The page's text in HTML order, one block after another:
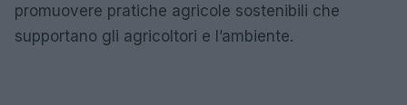
promuovere pratiche agricole sostenibili che
supportano gli agricoltori e l’ambiente.